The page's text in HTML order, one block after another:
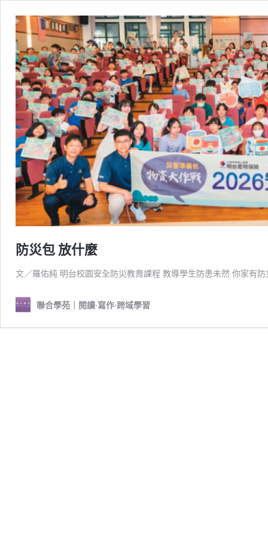
防災包 放什麼
文／羅佑純 明台校園安全防災教育課程 教導學生防患未然 你家有
聯合學苑｜閱讀‧寫作‧跨域學習